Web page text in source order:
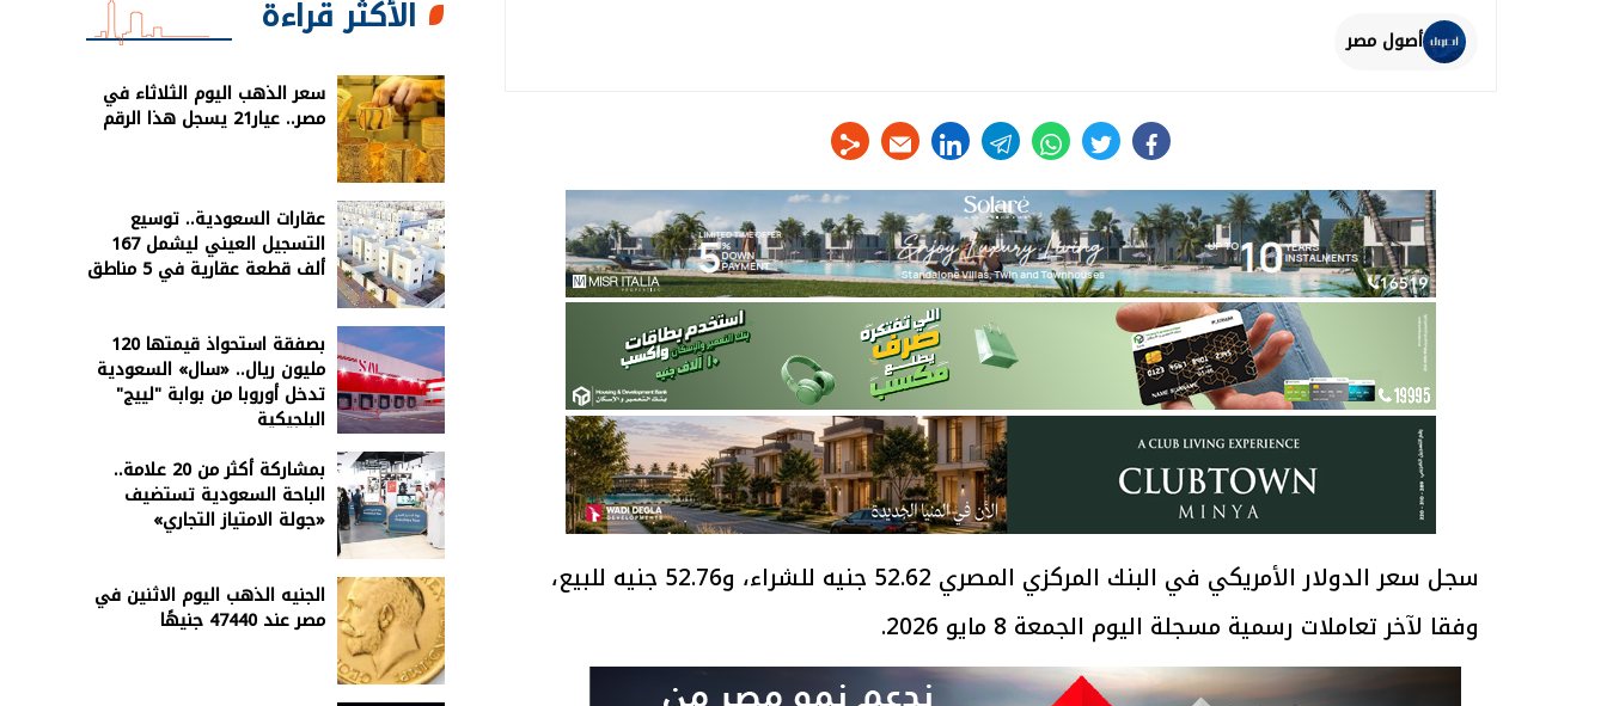
أصول مصر
facebook
twitter
whats
telegram
linkedin
سجل سعر الدولار الأمريكي في البنك المركزي المصري 52.62 جنيه للشراء، و52.76 جنيه للبيع،
وفقا لآخر تعاملات رسمية مسجلة اليوم الجمعة 8 مايو 2026.
الأكثر قراءة
سعر الذهب اليوم الثلاثاء في
مصر.. عيار21 يسجل هذا الرقم
عقارات السعودية.. توسيع
التسجيل العيني ليشمل 167
ألف قطعة عقارية في 5 مناطق
بصفقة استحواذ قيمتها 120
مليون ريال.. «سال» السعودية
تدخل أوروبا من بوابة "لييج"
البلجيكية
بمشاركة أكثر من 20 علامة..
الباحة السعودية تستضيف
«جولة الامتياز التجاري»
الجنيه الذهب اليوم الاثنين في
مصر عند 47440 جنيهًا